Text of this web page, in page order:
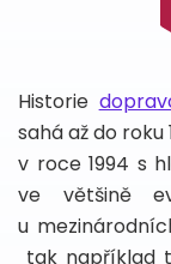
Historie
sahá až do
v roce 1994 s
ve většině
u
tak například